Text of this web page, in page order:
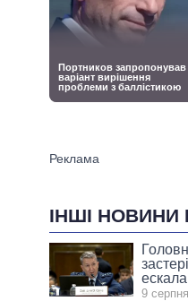
ІНШІ НОВИНИ
9